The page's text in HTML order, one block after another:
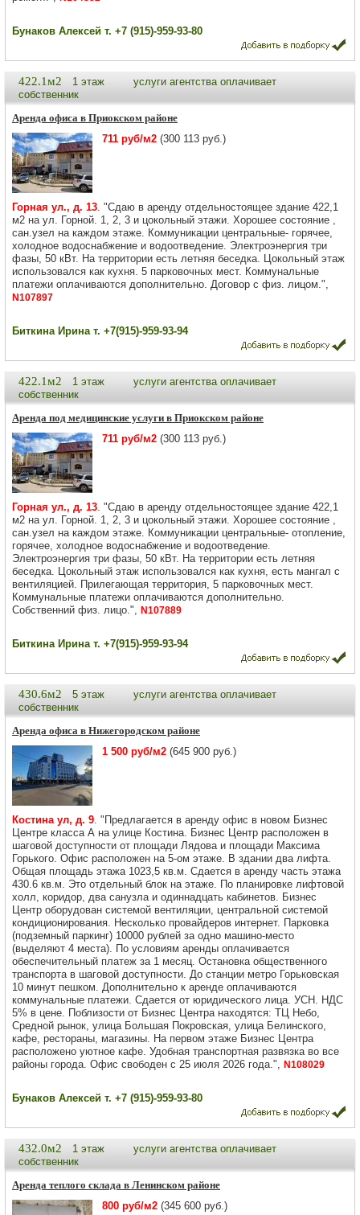
Бунаков Алексей т. +7 (915)-959-93-80
422.1м2 1 этаж
услуги агентства оплачивает
собственник
Аренда офиса в Приокском районе
711 руб/м2 (300 113 руб.)
Горная ул., д. 13. "Сдаю в аренду отдельностоящее здание 422,1
м2 на ул. Горной. 1, 2, 3 и цокольный этажи. Хорошее состояние ,
сан.узел на каждом этаже. Коммуникации центральные- горячее,
холодное водоснабжение и водоотведение. Электроэнергия три
фазы, 50 кВт. На территории есть летняя беседка. Цокольный этаж
использовался как кухня. 5 парковочных мест. Коммунальные
платежи оплачиваются дополнительно. Договор с физ. лицом.",
N107897
Биткина Ирина т. +7(915)-959-93-94
422.1м2 1 этаж
услуги агентства оплачивает
собственник
Аренда под медицинские услуги в Приокском районе
711 руб/м2 (300 113 руб.)
Горная ул., д. 13. "Сдаю в аренду отдельностоящее здание 422,1
м2 на ул. Горной. 1, 2, 3 и цокольный этажи. Хорошее состояние ,
сан.узел на каждом этаже. Коммуникации центральные- отопление,
горячее, холодное водоснабжение и водоотведение.
Электроэнергия три фазы, 50 кВт. На территории есть летняя
беседка. Цокольный этаж использовался как кухня, есть мангал с
вентиляцией. Прилегающая территория, 5 парковочных мест.
Коммунальные платежи оплачиваются дополнительно.
Собственний физ. лицо.", N107889
Биткина Ирина т. +7(915)-959-93-94
430.6м2 5 этаж
услуги агентства оплачивает
собственник
Аренда офиса в Нижегородском районе
1 500 руб/м2 (645 900 руб.)
Костина ул, д. 9. "Предлагается в аренду офис в новом Бизнес
Центре класса А на улице Костина. Бизнес Центр расположен в
шаговой доступности от площади Лядова и площади Максима
Горького. Офис расположен на 5-ом этаже. В здании два лифта.
Общая площадь этажа 1023,5 кв.м. Сдается в аренду часть этажа
430.6 кв.м. Это отдельный блок на этаже. По планировке лифтовой
холл, коридор, два санузла и одиннадцать кабинетов. Бизнес
Центр оборудован системой вентиляции, центральной системой
кондиционирования. Несколько провайдеров интернет. Парковка
(подземный паркинг) 10000 рублей за одно машино-место
(выделяют 4 места). По условиям аренды оплачивается
обеспечительный платеж за 1 месяц. Остановка общественного
транспорта в шаговой доступности. До станции метро Горьковская
10 минут пешком. Дополнительно к аренде оплачиваются
коммунальные платежи. Сдается от юридического лица. УСН. НДС
5% в цене. Поблизости от Бизнес Центра находятся: ТЦ Небо,
Средной рынок, улица Большая Покровская, улица Белинского,
кафе, рестораны, магазины. На первом этаже Бизнес Центра
расположено уютное кафе. Удобная транспортная развязка во все
районы города. Офис свободен с 25 июля 2026 года.", N108029
Бунаков Алексей т. +7 (915)-959-93-80
432.0м2 1 этаж
услуги агентства оплачивает
собственник
Аренда теплого склада в Ленинском районе
800 руб/м2 (345 600 руб.)